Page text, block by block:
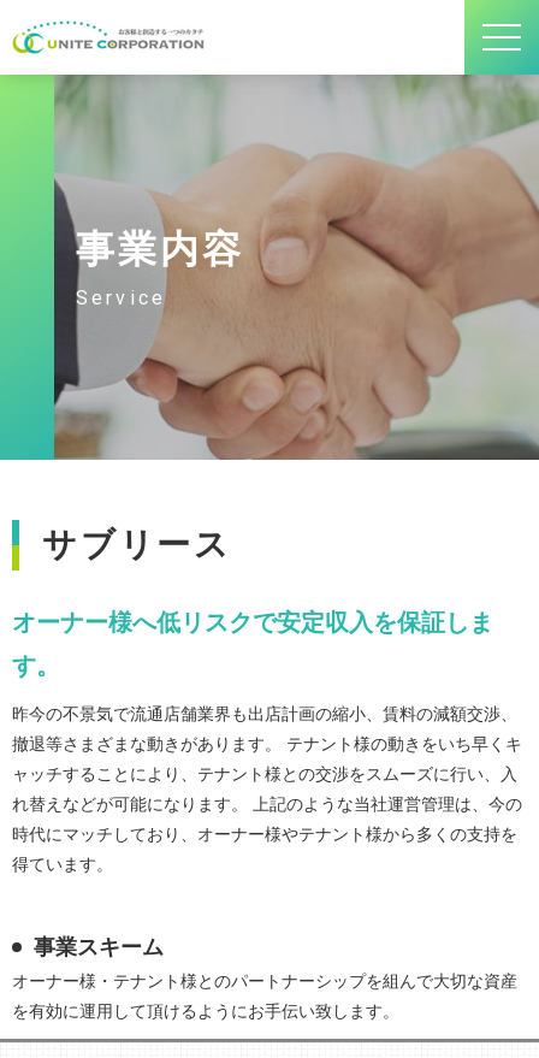
事業内容
Service
サブリース
オーナー様へ低リスクで安定収入を保証しま
す。
昨今の不景気で流通店舗業界も出店計画の縮小、賃料の減額交渉、
撤退等さまざまな動きがあります。 テナント様の動きをいち早くキ
ャッチすることにより、テナント様との交渉をスムーズに行い、入
れ替えなどが可能になります。 上記のような当社運営管理は、今の
時代にマッチしており、オーナー様やテナント様から多くの支持を
得ています。
事業スキーム
オーナー様・テナント様とのパートナーシップを組んで大切な資産
を有効に運用して頂けるようにお手伝い致します。